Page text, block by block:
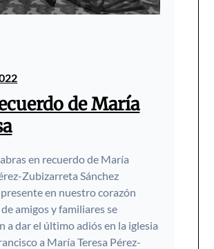
de María
en recuerdo de María
Zubizarreta Sánchez
en nuestro corazón
amigos y familiares se
a dar el último adiós en la iglesia
a María Teresa Pérez-